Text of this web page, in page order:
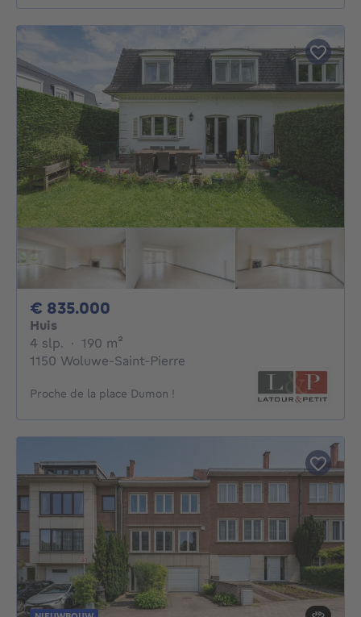
€ 835.000
Huis
4 slp. 4 slaapkamers
· 190 m²
1150 Woluwe-Saint-Pierre
Proche de la place Dumon !